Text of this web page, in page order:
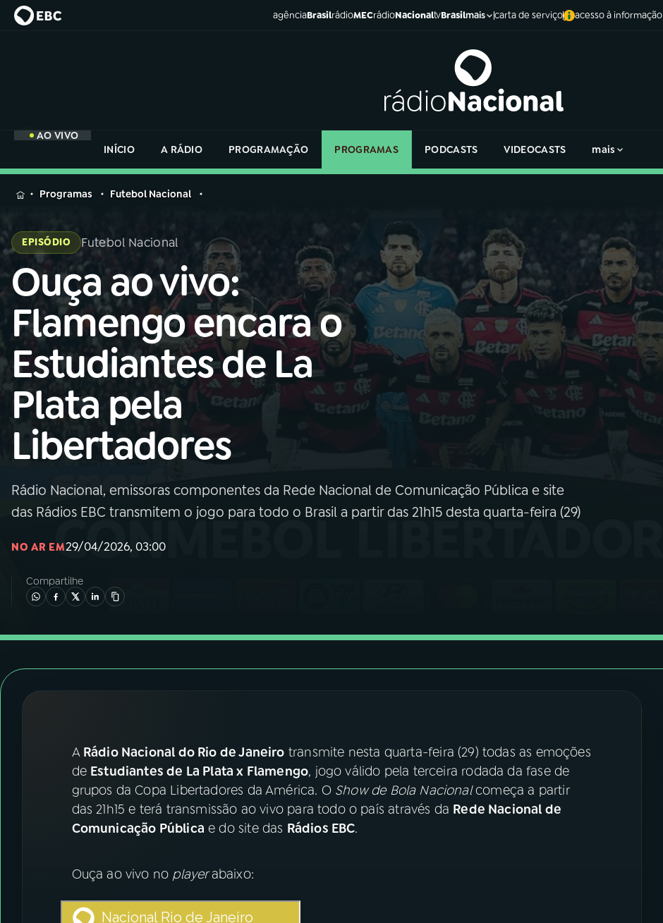
agênciaBrasilrádioMECrádioNacionaltvBrasilmais carta de serviço acesso à informação
AO VIVO
INÍCIO
A RÁDIO PROGRAMAÇÃO PROGRAMAS PODCASTS VIDEOCASTS mais
MENU
Buscar
na
Rádio
Nacional
Buscar
AO VIVO
01 INÍCIO
02A RÁDIO
03 PROGRAMAÇÃO
04PROGRAMAS
05 PODCASTS
06VIDEOCASTS
07ÚLTIMAS
YouTube Facebook
Instagram X
na
Rádio
Nacional
Programas Futebol Nacional
EPISÓDIO Futebol Nacional
Ouça ao vivo:
Flamengo encara o
Estudiantes de La
Plata pela
Libertadores
Rádio Nacional, emissoras componentes da Rede Nacional de Comunicação Pública e site
das Rádios EBC transmitem o jogo para todo o Brasil a partir das 21h15 desta quarta-feira (29)
NO AR EM29/04/2026, 03:00
Compartilhe
A Rádio Nacional do Rio de Janeiro transmite nesta quarta-feira (29) todas as emoções
de Estudiantes de La Plata x Flamengo, jogo válido pela terceira rodada da fase de
grupos da Copa Libertadores da América. O Show de Bola Nacionalcomeça a partir
das 21h15 e terá transmissão ao vivo para todo o país através da Rede Nacional de
Comunicação Pública e do site das Rádios EBC.
Ouça ao vivo no playerabaixo: